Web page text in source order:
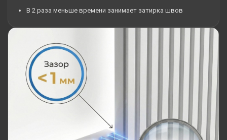
В 2 раза меньше времени занимает затирка швов